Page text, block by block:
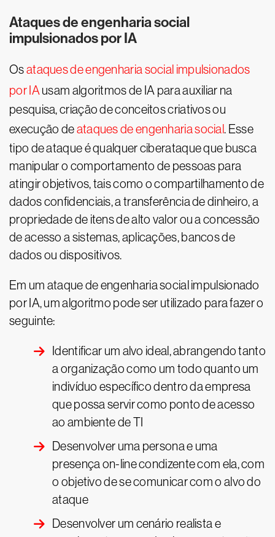
Ataques de engenharia social
impulsionados por IA
Osataques de engenharia social impulsionados
por IA usam algoritmos de IA para auxiliar na
pesquisa, criação de conceitos criativos ou
execução deataques de engenharia social. Esse
tipo de ataque é qualquer ciberataque que busca
manipular o comportamento de pessoas para
atingir objetivos, tais como o compartilhamento de
dados confidenciais, a transferência de dinheiro, a
propriedade de itens de alto valor ou a concessão
de acesso a sistemas, aplicações, bancos de
dados ou dispositivos.
Em um ataque de engenharia social impulsionado
por IA, um algoritmo pode ser utilizado para fazer o
seguinte:
Identificar um alvo ideal, abrangendo tanto
a organização como um todo quanto um
indivíduo específico dentro da empresa
que possa servir como ponto de acesso
ao ambiente de TI
Desenvolver uma persona e uma
presença on-line condizente com ela, com
o objetivo de se comunicar com o alvo do
ataque
Desenvolver um cenário realista e